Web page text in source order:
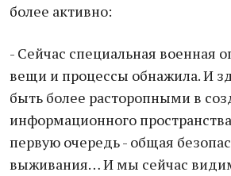
более активно:
- Сейчас специальная военная
вещи и процессы обнажила. И
быть более расторопными в
информационного
первую очередь - общая
выживания… И мы сейчас